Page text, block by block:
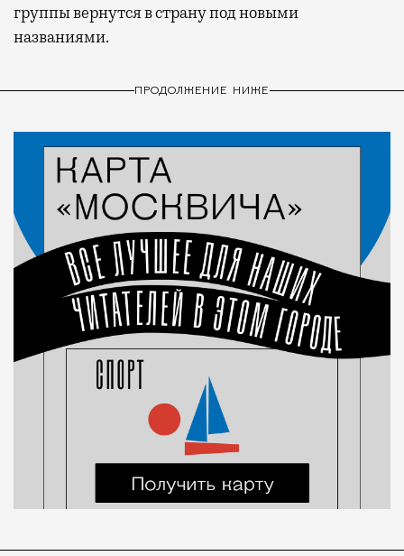
группы вернутся в страну под новыми
названиями.
ПРОДОЛЖЕНИЕ НИЖЕ